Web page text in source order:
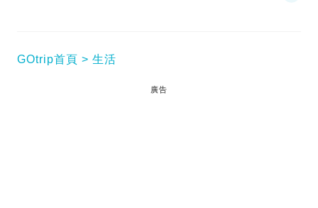
GOtrip首頁 生活
廣告